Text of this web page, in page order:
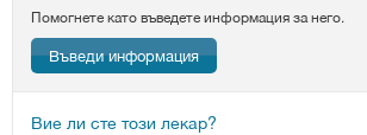
Помогнете като въведете информация за него.
Въведи информация
Вие ли сте този лекар?